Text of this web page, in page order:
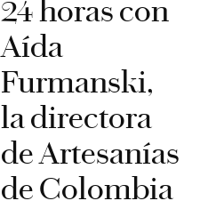
24 horas con
Aída
Furmanski,
la directora
de Artesanías
de Colombia